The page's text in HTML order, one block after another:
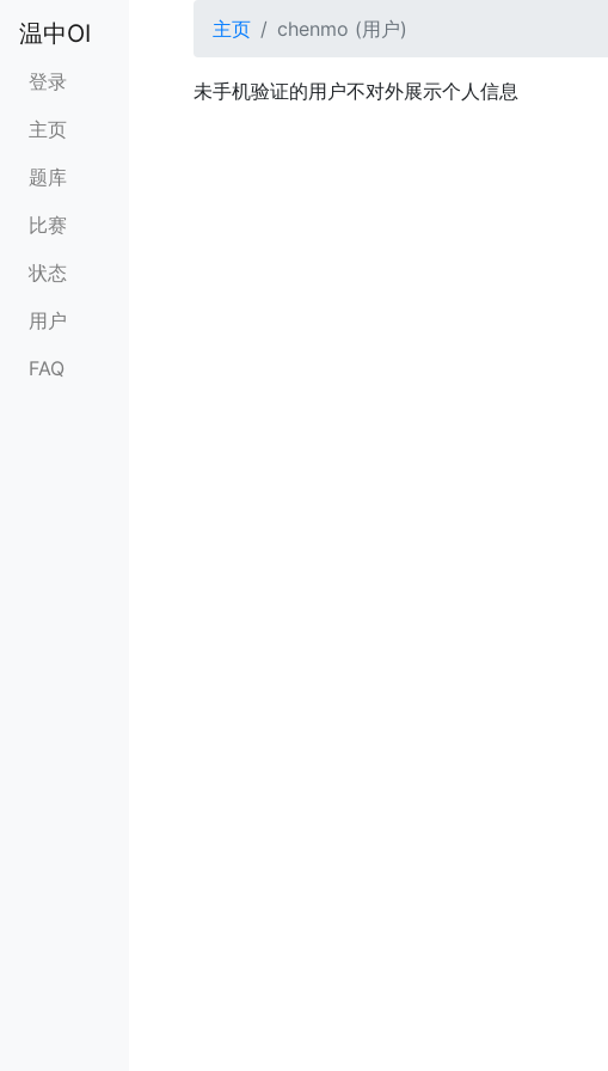
温中OI
登录
主页
题库
比赛
状态
用户
FAQ
主页 chenmo (用户)
未手机验证的用户不对外展示个人信息